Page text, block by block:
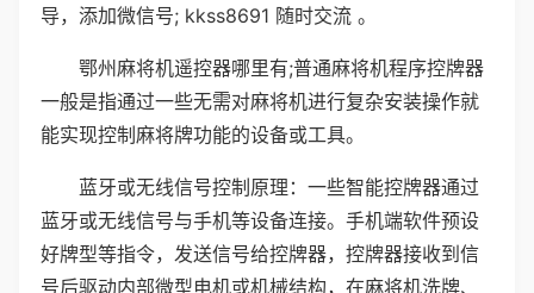
导，添加微信号; kkss8691 随时交流 。
鄂州麻将机遥控器哪里有;普通麻将机程序控牌器
一般是指通过一些无需对麻将机进行复杂安装操作就
能实现控制麻将牌功能的设备或工具。
蓝牙或无线信号控制原理：一些智能控牌器通过
蓝牙或无线信号与手机等设备连接。手机端软件预设
好牌型等指令，发送信号给控牌器，控牌器接收到信
号后驱动内部微型电机或机械结构，在麻将机洗牌、